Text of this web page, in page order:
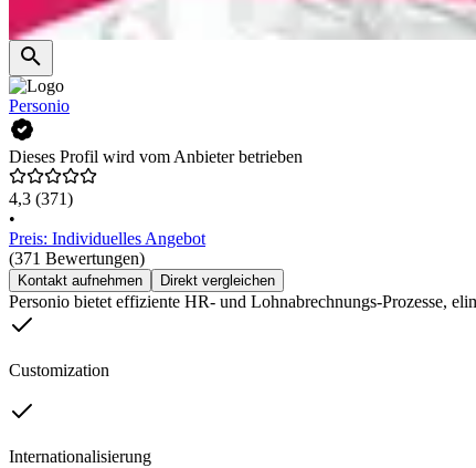
Personio
Dieses Profil wird vom Anbieter betrieben
4,3 (371)
•
Preis: Individuelles Angebot
(371 Bewertungen)
Kontakt aufnehmen Direkt vergleichen
Personio bietet effiziente HR- und Lohnabrechnungs-Prozesse,
Customization
Internationalisierung